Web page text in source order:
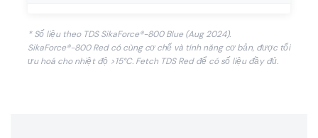
* Số liệu theo TDS SikaForce®-800 Blue (Aug 2024).
SikaForce®-800 Red có cùng cơ chế và tính năng cơ bản, được tối
ưu hoá cho nhiệt độ >15°C. Fetch TDS Red để có số liệu đầy đủ.